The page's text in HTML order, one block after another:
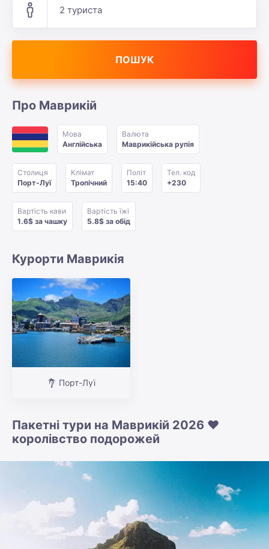
2 туриста
ПОШУК
Про Маврикій
Мова
Англійська
Валюта
Маврикійська рупія
Столиця
Порт-Луї
Клімат
Тропічний
Політ
15:40
Тел. код
+230
Вартість кави
1.6$ за чашку
Вартість їжі
5.8$ за обід
Курорти Маврикія
Порт-Луї
Пакетні тури на Маврикій 2026 ❤️
королівство подорожей